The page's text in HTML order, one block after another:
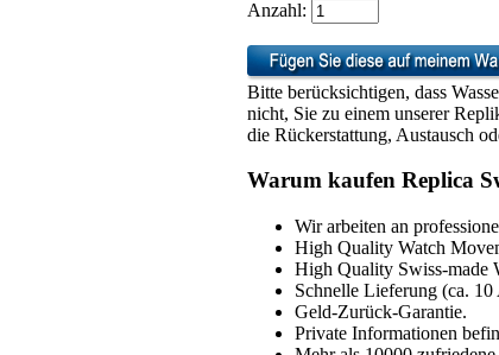
Anzahl:
Bitte berücksichtigen, dass
nicht, Sie zu einem unserer
die Rückerstattung, Austausch
Warum kaufen Replica
Wir arbeiten an
High Quality Watch
High Quality Swiss-made
Schnelle Lieferung (ca.
Geld-Zurück-Garantie.
Private Informationen